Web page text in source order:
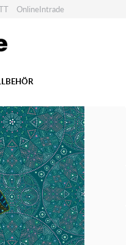
OnlineIntrade